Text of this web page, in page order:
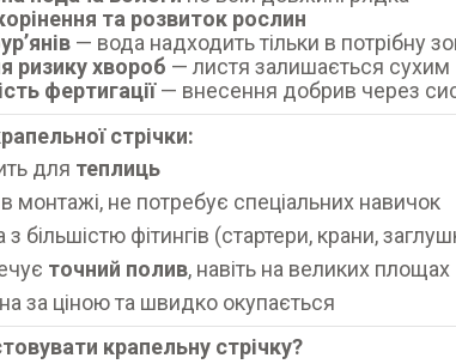
та розвиток рослин
— вода надходить тільки в потрібну
ризику хвороб — листя залишається сухим
фертигації— внесення добрив через
стрічки:
для теплиць
монтажі, не потребує спеціальних навичок
з більшістю фітингів (стартери, крани,
точний полив, навіть на великих площах
за ціною та швидко окупається
крапельну стрічку?